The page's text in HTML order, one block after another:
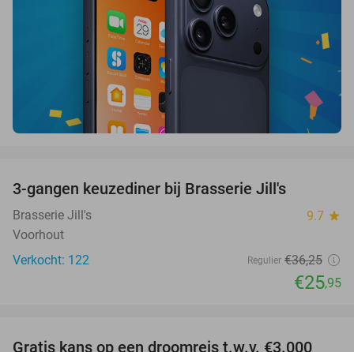
3-gangen keuzediner bij Brasserie Jill's
Brasserie Jill's 9.7 star
Voorhout
Verkocht: 122
Regulier €36,25
€25,95
Gratis kans op een droomreis t.w.v. €3.000